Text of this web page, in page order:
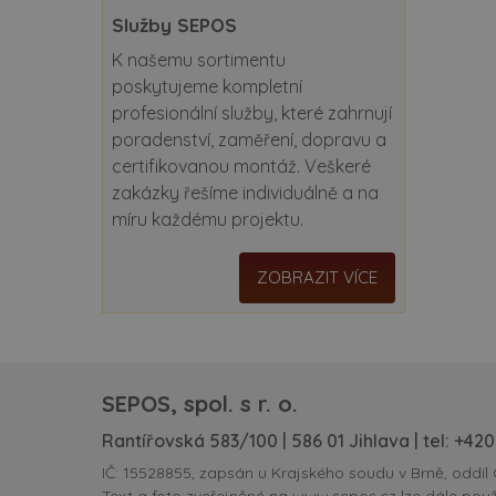
Služby SEPOS
K našemu sortimentu
poskytujeme kompletní
profesionální služby, které zahrnují
poradenství, zaměření, dopravu a
certifikovanou montáž. Veškeré
zakázky řešíme individuálně a na
míru každému projektu.
ZOBRAZIT VÍCE
SEPOS, spol. s r. o.
Rantířovská 583/100 | 586 01 Jihlava | tel:
IČ: 15528855, zapsán u Krajského soudu v Brně, oddíl